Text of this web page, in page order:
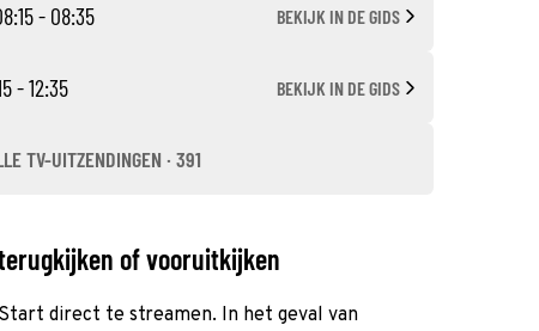
- 08:35 BEKIJK IN DE GIDS
- 12:35 BEKIJK IN DE GIDS
TV-UITZENDINGEN · 391
of vooruitkijken
direct te streamen. In het geval van